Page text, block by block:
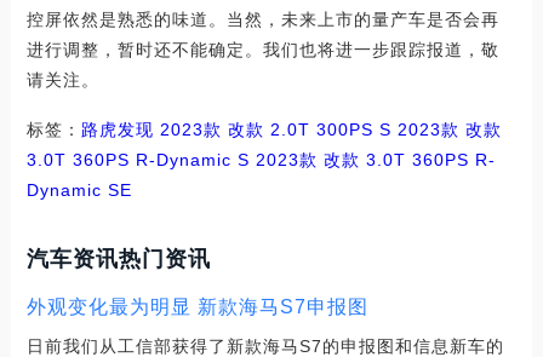
控屏依然是熟悉的味道。当然，未来上市的量产车是否会再
进行调整，暂时还不能确定。我们也将进一步跟踪报道，敬
请关注。
标签： 路虎发现 2023款 改款 2.0T 300PS S 2023款 改款
3.0T 360PS R-Dynamic S 2023款 改款 3.0T 360PS R-
Dynamic SE
汽车资讯热门资讯
外观变化最为明显 新款海马S7申报图
日前我们从工信部获得了新款海马S7的申报图和信息新车的